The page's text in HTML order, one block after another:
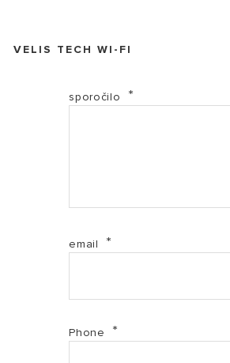
Katalog El. bojleri SLO 08.2024. ZA
PF-3100911-3100945 (PDF, 1.18 mb)
VELIS TECH WI-FI
sporočilo
email
Phone